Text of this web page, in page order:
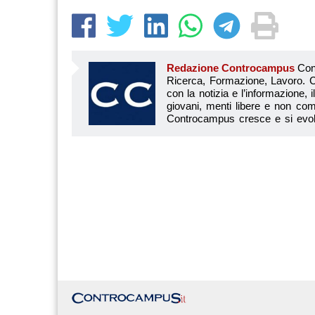
Redazione Controcampus Controcampus è Il magazine più letto dai giovani su: Scuola, Università, Ricerca, Formazione, Lavoro. Controcampus nasce nell’ottobre 2001 con la missione di affiancare con la notizia e l’informazione, il mondo dell’istruzione e dell’università. Il suo cuore pulsante sono i giovani, menti libere e non compromesse da nessun interesse di parte. Il progetto è ambizioso e Controcampus cresce e si evolve arricchendo il proprio staff con nuovi giovani vogliosi di